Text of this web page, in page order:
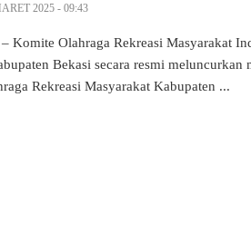
2025 - 09:43
Komite Olahraga Rekreasi Masyarakat
Bekasi secara resmi meluncurkan
Rekreasi Masyarakat Kabupaten ...